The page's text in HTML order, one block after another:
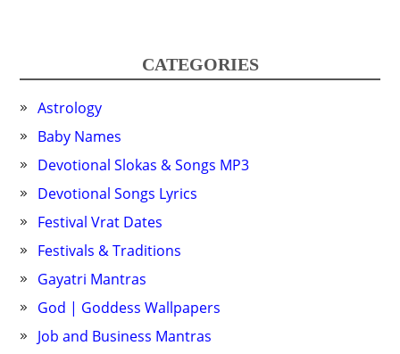
CATEGORIES
Astrology
Baby Names
Devotional Slokas & Songs MP3
Devotional Songs Lyrics
Festival Vrat Dates
Festivals & Traditions
Gayatri Mantras
God | Goddess Wallpapers
Job and Business Mantras